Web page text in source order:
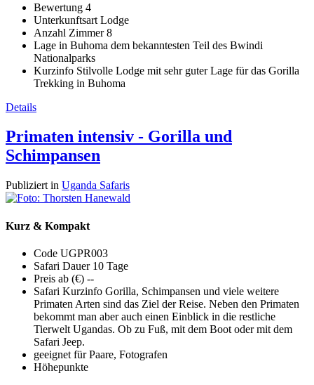
Bewertung 4
Unterkunftsart Lodge
Anzahl Zimmer 8
Lage in Buhoma dem bekanntesten Teil des Bwindi
Nationalparks
Kurzinfo Stilvolle Lodge mit sehr guter Lage für das Gorilla
Trekking in Buhoma
Details
Primaten intensiv - Gorilla und
Schimpansen
Publiziert in Uganda Safaris
Kurz & Kompakt
Code UGPR003
Safari Dauer 10 Tage
Preis ab (€) --
Safari Kurzinfo Gorilla, Schimpansen und viele weitere
Primaten Arten sind das Ziel der Reise. Neben den Primaten
bekommt man aber auch einen Einblick in die restliche
Tierwelt Ugandas. Ob zu Fuß, mit dem Boot oder mit dem
Safari Jeep.
geeignet für Paare, Fotografen
Höhepunkte